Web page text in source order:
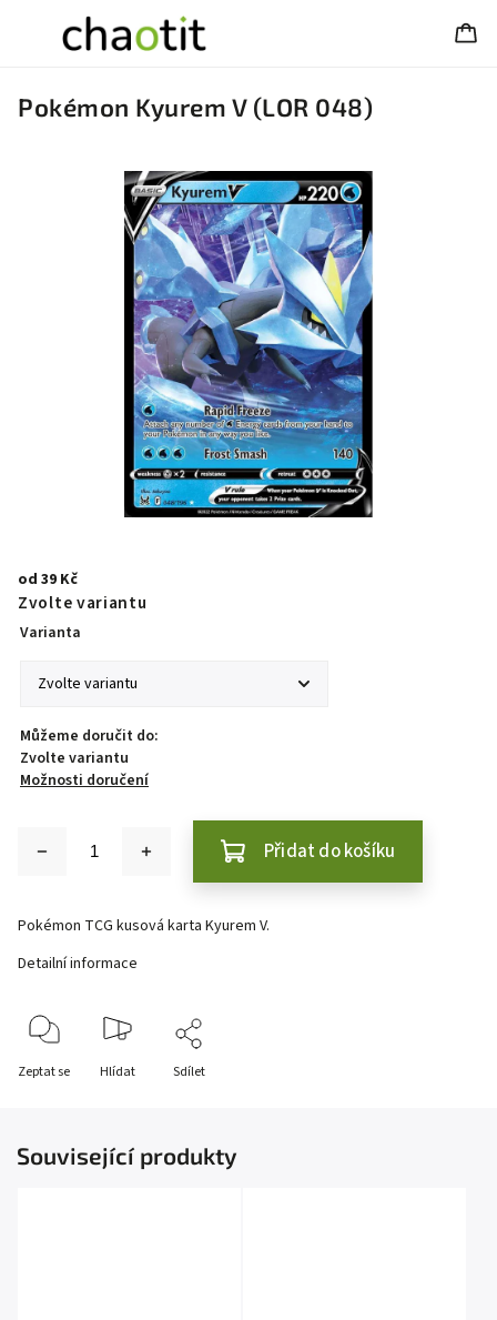
Pokémon Kyurem V (LOR 048)
od 39 Kč
Zvolte variantu
Varianta
Můžeme doručit do:
Zvolte variantu
Možnosti doručení
Přidat do košíku
Pokémon TCG kusová karta Kyurem V.
Detailní informace
Zeptat se Hlídat Sdílet
Související produkty